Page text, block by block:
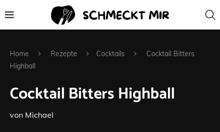
Home Rezepte Cocktails
Cocktail Bitters
Highball
Cocktail Bitters Highball
von Michael